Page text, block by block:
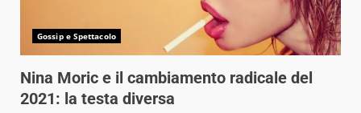
Gossip e Spettacolo
Nina Moric e il cambiamento radicale del
2021: la testa diversa